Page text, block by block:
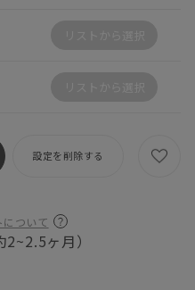
について
ヶ月）
設定を削除する